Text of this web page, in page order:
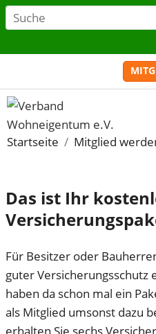
Startseite Mitglied
Das ist Ihr
Für Besitzer oder
guter Versicherungsschutz
haben da schon mal ein
als Mitglied umsonst dazu